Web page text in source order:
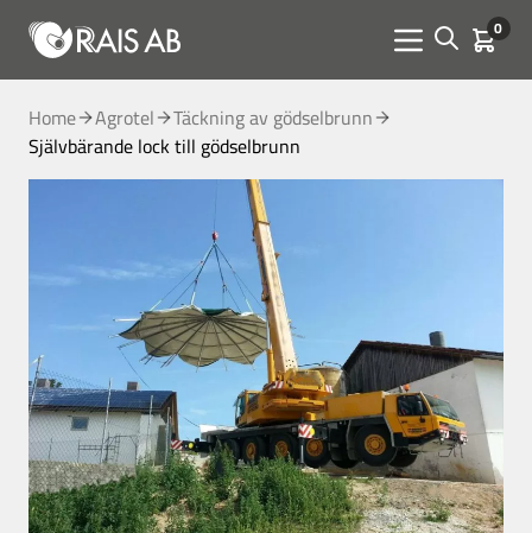
Menu toggle
Open 0
Home Agrotel Täckning av gödselbrunn
Självbärande lock till gödselbrunn